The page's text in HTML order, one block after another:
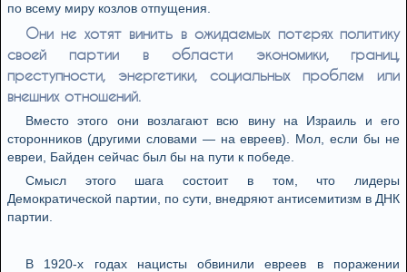
по всему миру козлов отпущения.
Они не хотят винить в ожидаемых потерях политику
своей партии в области экономики, границ,
преступности, энергетики, социальных проблем или
внешних отношений.
Вместо этого они возлагают всю вину на Израиль и его
сторонников (другими словами — на евреев). Мол, если бы не
евреи, Байден сейчас был бы на пути к победе.
Смысл этого шага состоит в том, что лидеры
Демократической партии, по сути, внедряют антисемитизм в ДНК
партии.
В 1920-х годах нацисты обвинили евреев в поражении